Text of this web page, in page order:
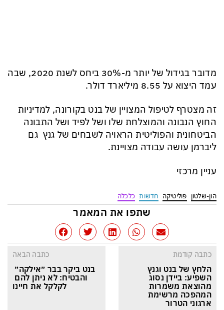
מדובר בגידול של יותר מ-30% ביחס לשנת 2020, שבה
עמד היצוא על 8.55 מיליארד דולר.
זה מצטרף לטיפול המצויין של בנט בקורונה, למדיניות
החוץ הנבונה והמוצלחת שלו ושל לפיד ושל התבונה
הביטחונית והפוליטית הראויה לשבחים של גנץ גם
ליברמן עושה עבודה מצויינת.
עניין מרכזי
הון-שלטון פוליטיקה חדשות כלכלה
שתפו את המאמר
כתבה קודמת
הלחץ של בנט וגנץ
השפיע: ביידן נסוג
מהוצאת משמרות
המהפכה מרשימת
ארגוני הטרור
כתבה הבאה
בנט ביקר בבר ״אילקה״
והבטיח: לא ניתן להם
לקלקל את חיינו